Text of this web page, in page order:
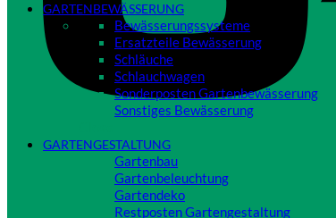
GARTENBEWÄSSERUNG
Bewässerungssysteme
Ersatzteile Bewässerung
Schläuche
Schlauchwagen
Sonderposten Gartenbewässerung
Sonstiges Bewässerung
GARTENGESTALTUNG
Gartenbau
Gartenbeleuchtung
Gartendeko
Restposten Gartengestaltung